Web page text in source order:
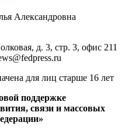
Александровна
д. 3, стр. 3, офис 211
для лиц старше 16 лет
поддержке
связи и массовых